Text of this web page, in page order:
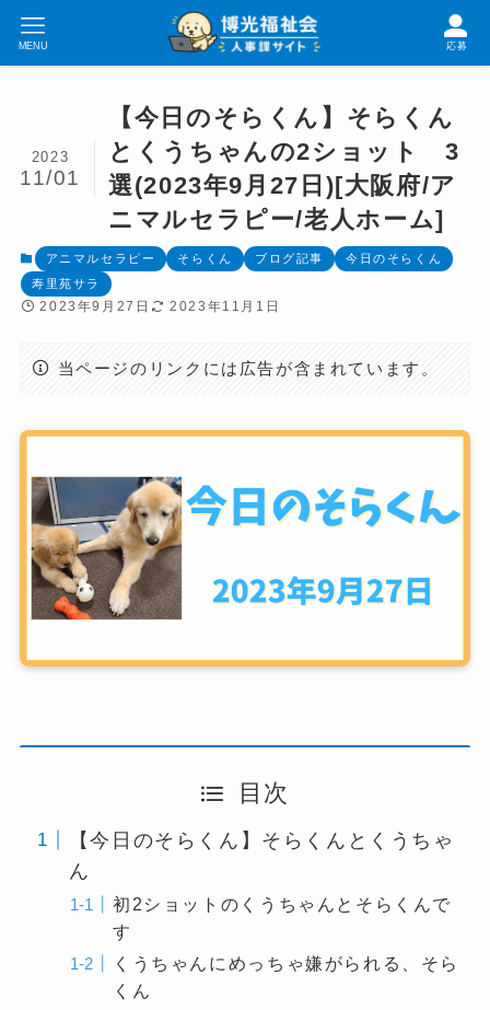
応募
MENU
【今日のそらくん】そらくん
とくうちゃんの2ショット 3
選(2023年9月27日)[大阪府/ア
ニマルセラピー/老人ホーム]
2023
11/01
アニマルセラピー そらくん ブログ記事
今日のそらくん
寿里苑サラ
2023年9月27日 2023年11月1日
当ページのリンクには広告が含まれています。
目次
【今日のそらくん】そらくんとくうちゃ
ん
初2ショットのくうちゃんとそらくんで
す
くうちゃんにめっちゃ嫌がられる、そら
くん